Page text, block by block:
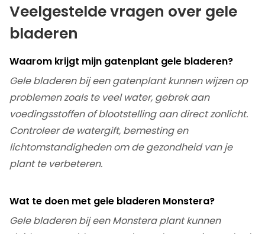
Veelgestelde vragen over gele
bladeren
Waarom krijgt mijn gatenplant gele bladeren?
Gele bladeren bij een gatenplant kunnen wijzen op
problemen zoals te veel water, gebrek aan
voedingsstoffen of blootstelling aan direct zonlicht.
Controleer de watergift, bemesting en
lichtomstandigheden om de gezondheid van je
plant te verbeteren.
Wat te doen met gele bladeren Monstera?
Gele bladeren bij een Monstera plant kunnen